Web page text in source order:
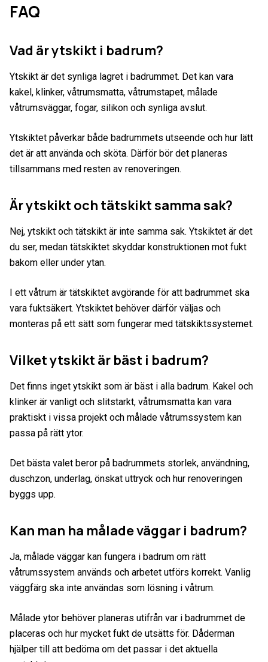
FAQ
Vad är ytskikt i badrum?
Ytskikt är det synliga lagret i badrummet. Det kan vara
kakel, klinker, våtrumsmatta, våtrumstapet, målade
våtrumsväggar, fogar, silikon och synliga avslut.
Ytskiktet påverkar både badrummets utseende och hur lätt
det är att använda och sköta. Därför bör det planeras
tillsammans med resten av renoveringen.
Är ytskikt och tätskikt samma sak?
Nej, ytskikt och tätskikt är inte samma sak. Ytskiktet är det
du ser, medan tätskiktet skyddar konstruktionen mot fukt
bakom eller under ytan.
I ett våtrum är tätskiktet avgörande för att badrummet ska
vara fuktsäkert. Ytskiktet behöver därför väljas och
monteras på ett sätt som fungerar med tätskiktssystemet.
Vilket ytskikt är bäst i badrum?
Det finns inget ytskikt som är bäst i alla badrum. Kakel och
klinker är vanligt och slitstarkt, våtrumsmatta kan vara
praktiskt i vissa projekt och målade våtrumssystem kan
passa på rätt ytor.
Det bästa valet beror på badrummets storlek, användning,
duschzon, underlag, önskat uttryck och hur renoveringen
byggs upp.
Kan man ha målade väggar i badrum?
Ja, målade väggar kan fungera i badrum om rätt
våtrumssystem används och arbetet utförs korrekt. Vanlig
väggfärg ska inte användas som lösning i våtrum.
Målade ytor behöver planeras utifrån var i badrummet de
placeras och hur mycket fukt de utsätts för. Dåderman
hjälper till att bedöma om det passar i det aktuella